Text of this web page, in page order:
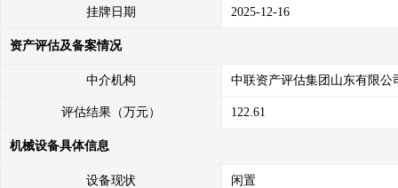
挂牌日期 2025-12-16
资产评估及备案情况
中介机构 中联资产评估集团山东有限公
评估结果（万元） 122.61
机械设备具体信息
设备现状 闲置